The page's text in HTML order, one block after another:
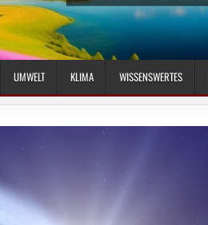
UMWELT KLIMA WISSENSWERTES